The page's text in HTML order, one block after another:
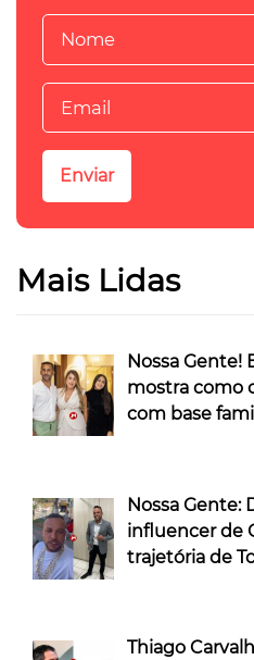
Mais Lidas
Nossa Gente!
mostra como
com base
Nossa Gente:
influencer de
trajetória de
Thiago